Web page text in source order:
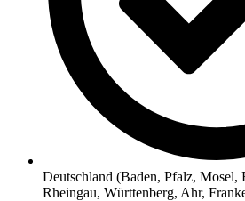
Deutschland (Baden, Pfalz, Mosel,
Rheingau, Württenberg, Ahr,